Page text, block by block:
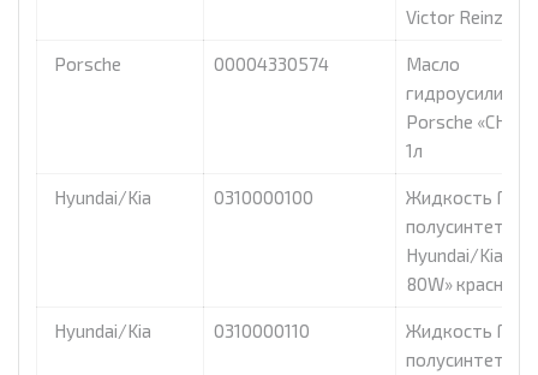
Victor Reinz,
Porsche 00004330574
Масло
Porsche «CHF
1л
Hyundai/Kia 0310000100
Жидкость ГУР
Hyundai/Kia
80W» красный,
Hyundai/Kia 0310000110
Жидкость ГУР